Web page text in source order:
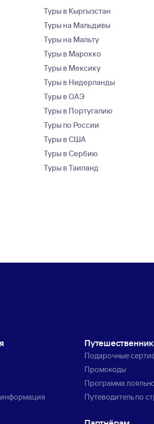
Туры в Кыргызстан
Туры на Мальдивы
Туры на Мальту
Туры в Марокко
Туры в Мексику
Туры в Нидерланды
Туры в ОАЭ
Туры в Португалию
Туры по России
Туры в США
Туры в Сербию
Туры в Таиланд
Подарочные
Промокоды
Программа
Путеводитель по